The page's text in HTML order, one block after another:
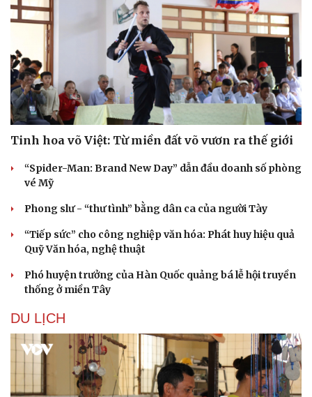
Di sản
Tinh hoa võ Việt: Từ miền đất võ vươn ra thế giới
“Spider-Man: Brand New Day” dẫn đầu doanh số phòng
vé Mỹ
Phong slư - “thư tình” bằng dân ca của người Tày
“Tiếp sức” cho công nghiệp văn hóa: Phát huy hiệu quả
Quỹ Văn hóa, nghệ thuật
Phó huyện trưởng của Hàn Quốc quảng bá lễ hội truyền
thống ở miền Tây
DU LỊCH